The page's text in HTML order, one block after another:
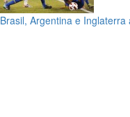
Brasil, Argentina e